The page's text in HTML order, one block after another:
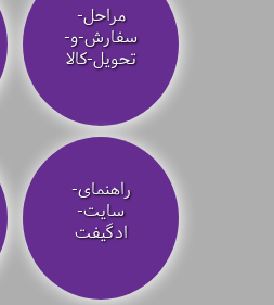
مراحل-
سفارش-و-
تحویل-کالا
راهنمای-
سایت-
ادگیفت